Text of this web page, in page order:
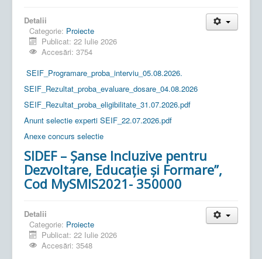
Detalii
Categorie: Proiecte
Publicat: 22 Iulie 2026
Accesări: 3754
SEIF_Programare_proba_interviu_05.08.2026.
SEIF_Rezultat_proba_evaluare_dosare_04.08.2026
SEIF_Rezultat_proba_eligibilitate_31.07.2026.pdf
Anunt selectie experti SEIF_22.07.2026.pdf
Anexe concurs selectie
SIDEF – Șanse Incluzive pentru
Dezvoltare, Educație și Formare”,
Cod MySMIS2021- 350000
Detalii
Categorie: Proiecte
Publicat: 22 Iulie 2026
Accesări: 3548